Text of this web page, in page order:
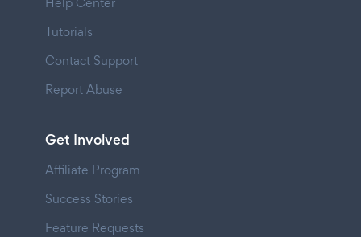
Tutorials
Contact Support
Report Abuse
Get Involved
Affiliate Program
Success Stories
Feature Requests